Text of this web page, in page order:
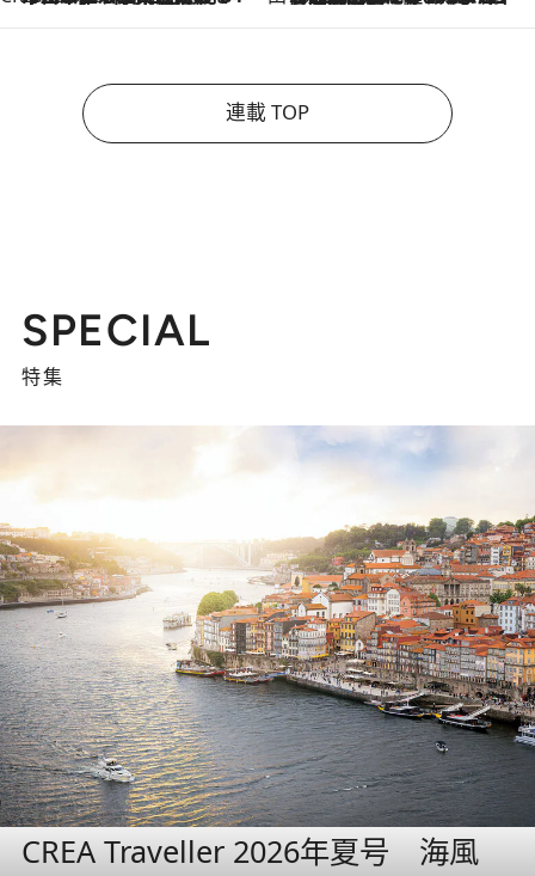
連載 TOP
SPECIAL
特集
CREA Traveller 2026年夏号 海風